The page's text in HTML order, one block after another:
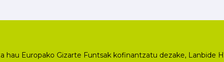
hau Europako Gizarte Funtsak kofinantzatu dezake, Lanbide